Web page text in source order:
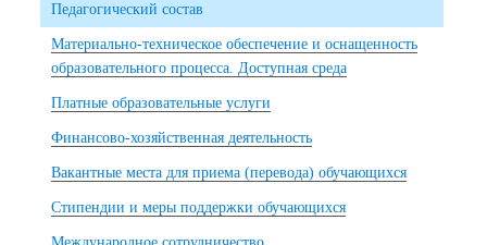
Педагогический состав
Материально-техническое обеспечение и оснащенность
образовательного процесса. Доступная среда
Платные образовательные услуги
Финансово-хозяйственная деятельность
Вакантные места для приема (перевода) обучающихся
Стипендии и меры поддержки обучающихся